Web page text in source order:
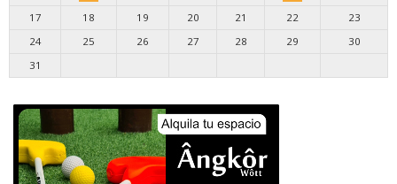
17
18 19 20 21 22
23
24
25 26 27 28 29
30
31